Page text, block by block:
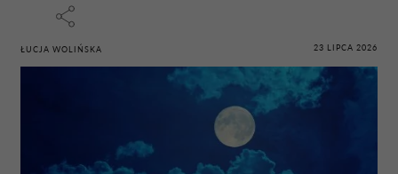
ŁUCJA WOLIŃSKA 23 LIPCA 2026